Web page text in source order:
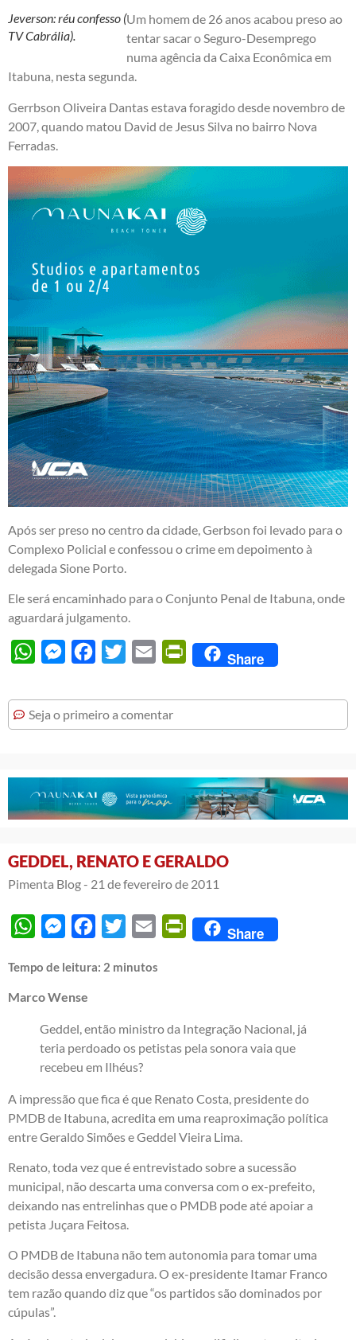
Jeverson: réu confesso (
TV Cabrália).
Um homem de 26 anos acabou preso ao
tentar sacar o Seguro-Desemprego
numa agência da Caixa Econômica em
Itabuna, nesta segunda.
Gerrbson Oliveira Dantas estava foragido desde novembro de
2007, quando matou David de Jesus Silva no bairro Nova
Ferradas.
Após ser preso no centro da cidade, Gerbson foi levado para o
Complexo Policial e confessou o crime em depoimento à
delegada Sione Porto.
Ele será encaminhado para o Conjunto Penal de Itabuna, onde
aguardará julgamento.
WhatsAppMessengerFacebook
Twitter Email PrintFriendly
Share
Seja o primeiro a comentar
GEDDEL, RENATO E GERALDO
Pimenta Blog - 21 de fevereiro de 2011
WhatsAppMessengerFacebook
Twitter Email PrintFriendly
Share
Tempo de leitura: 2 minutos
Marco Wense
Geddel, então ministro da Integração Nacional, já
teria perdoado os petistas pela sonora vaia que
recebeu em Ilhéus?
A impressão que fica é que Renato Costa, presidente do
PMDB de Itabuna, acredita em uma reaproximação política
entre Geraldo Simões e Geddel Vieira Lima.
Renato, toda vez que é entrevistado sobre a sucessão
municipal, não descarta uma conversa com o ex-prefeito,
deixando nas entrelinhas que o PMDB pode até apoiar a
petista Juçara Feitosa.
O PMDB de Itabuna não tem autonomia para tomar uma
decisão dessa envergadura. O ex-presidente Itamar Franco
tem razão quando diz que “os partidos são dominados por
cúpulas”.